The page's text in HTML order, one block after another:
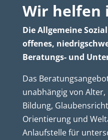
Wir helfen
Die Allgemeine
offenes,
Beratungs- und
Das
unabhängig von
Bildung,
Orientierung und
Anlaufstelle für